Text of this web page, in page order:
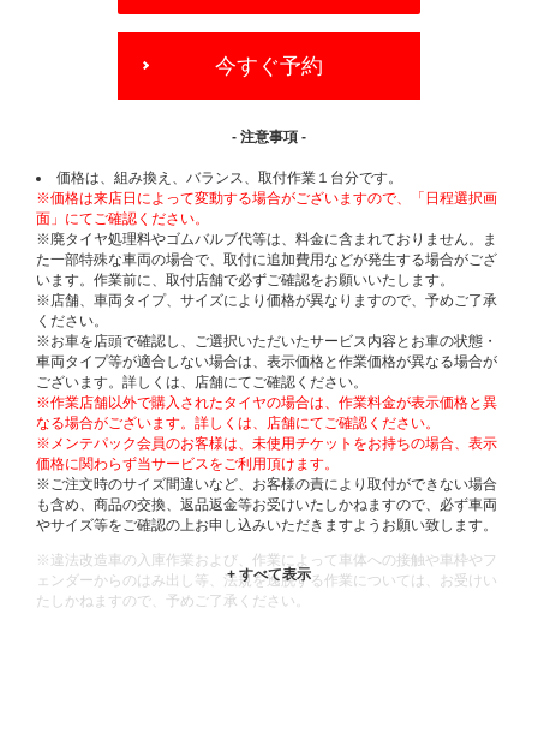
OPTIONS
今すぐ予約
- 注意事項 -
価格は、組み換え、バランス、取付作業１台分です。
※価格は来店日によって変動する場合がございますので、「日程選択画
面」にてご確認ください。
※廃タイヤ処理料やゴムバルブ代等は、料金に含まれておりません。ま
た一部特殊な車両の場合で、取付に追加費用などが発生する場合がござ
います。作業前に、取付店舗で必ずご確認をお願いいたします。
※店舗、車両タイプ、サイズにより価格が異なりますので、予めご了承
ください。
※お車を店頭で確認し、ご選択いただいたサービス内容とお車の状態・
車両タイプ等が適合しない場合は、表示価格と作業価格が異なる場合が
ございます。詳しくは、店舗にてご確認ください。
※作業店舗以外で購入されたタイヤの場合は、作業料金が表示価格と異
なる場合がございます。詳しくは、店舗にてご確認ください。
※メンテパック会員のお客様は、未使用チケットをお持ちの場合、表示
価格に関わらず当サービスをご利用頂けます。
※ご注文時のサイズ間違いなど、お客様の責により取付ができない場合
も含め、商品の交換、返品返金等お受けいたしかねますので、必ず車両
やサイズ等をご確認の上お申し込みいただきますようお願い致します。
※違法改造車の入庫作業および、作業によって車体への接触や車枠やフ
ェンダーからのはみ出し等、法規を逸脱する作業については、お受けい
たしかねますので、予めご了承ください。